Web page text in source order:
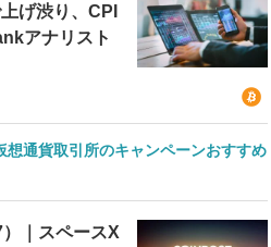
げ渋り、CPI
アナリスト
想通貨取引所のキャンペーンおすすめ
｜スペースX